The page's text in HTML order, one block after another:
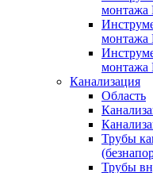
монтажа
монтажа
Канализация
Область
Трубы
Трубы